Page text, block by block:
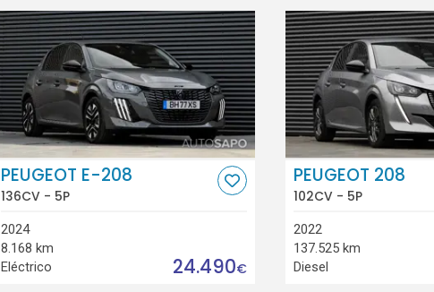
PEUGEOT E-208
136CV - 5P
2024
8.168 km
Eléctrico
24.490€
PEUGEOT 208
102CV - 5P
2022
137.525 km
Diesel